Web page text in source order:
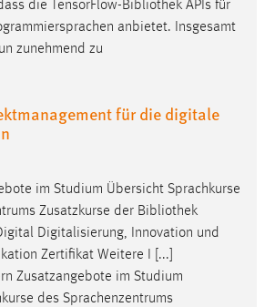
die TensorFlow-Bibliothek APIs für
anbietet. Insgesamt
zunehmend zu
für die digitale
im Studium Übersicht Sprachkurse
Zusatzkurse der Bibliothek
Digitalisierung, Innovation und
Zertifikat Weitere I [...]
Zusatzangebote im Studium
des Sprachenzentrums
_pk_id, _pk_ses
werden von Drittanbietern
personalisierte Werbung anzuzeigen.
sie Besucher über Websites